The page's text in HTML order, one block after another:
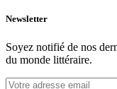
Newsletter
Soyez notifié de nos
du monde littéraire.